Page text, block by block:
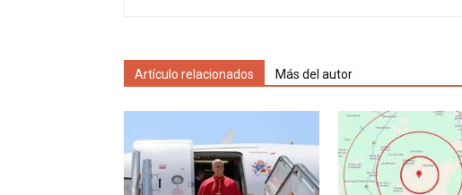
Artículo relacionados Más del autor